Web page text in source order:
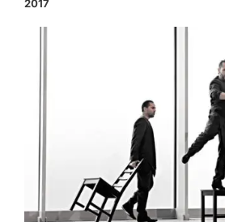
2017